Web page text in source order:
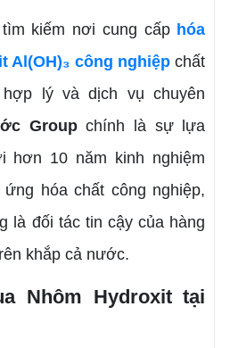
kiếm nơi cung cấp hóa
Al(OH)₃ công nghiệp chất
lý và dịch vụ chuyên
Groupchính là sự lựa
hơn 10 năm kinh nghiệm
hóa chất công nghiệp,
là đối tác tin cậy của hàng
khắp cả nước.
Nhôm Hydroxit tại